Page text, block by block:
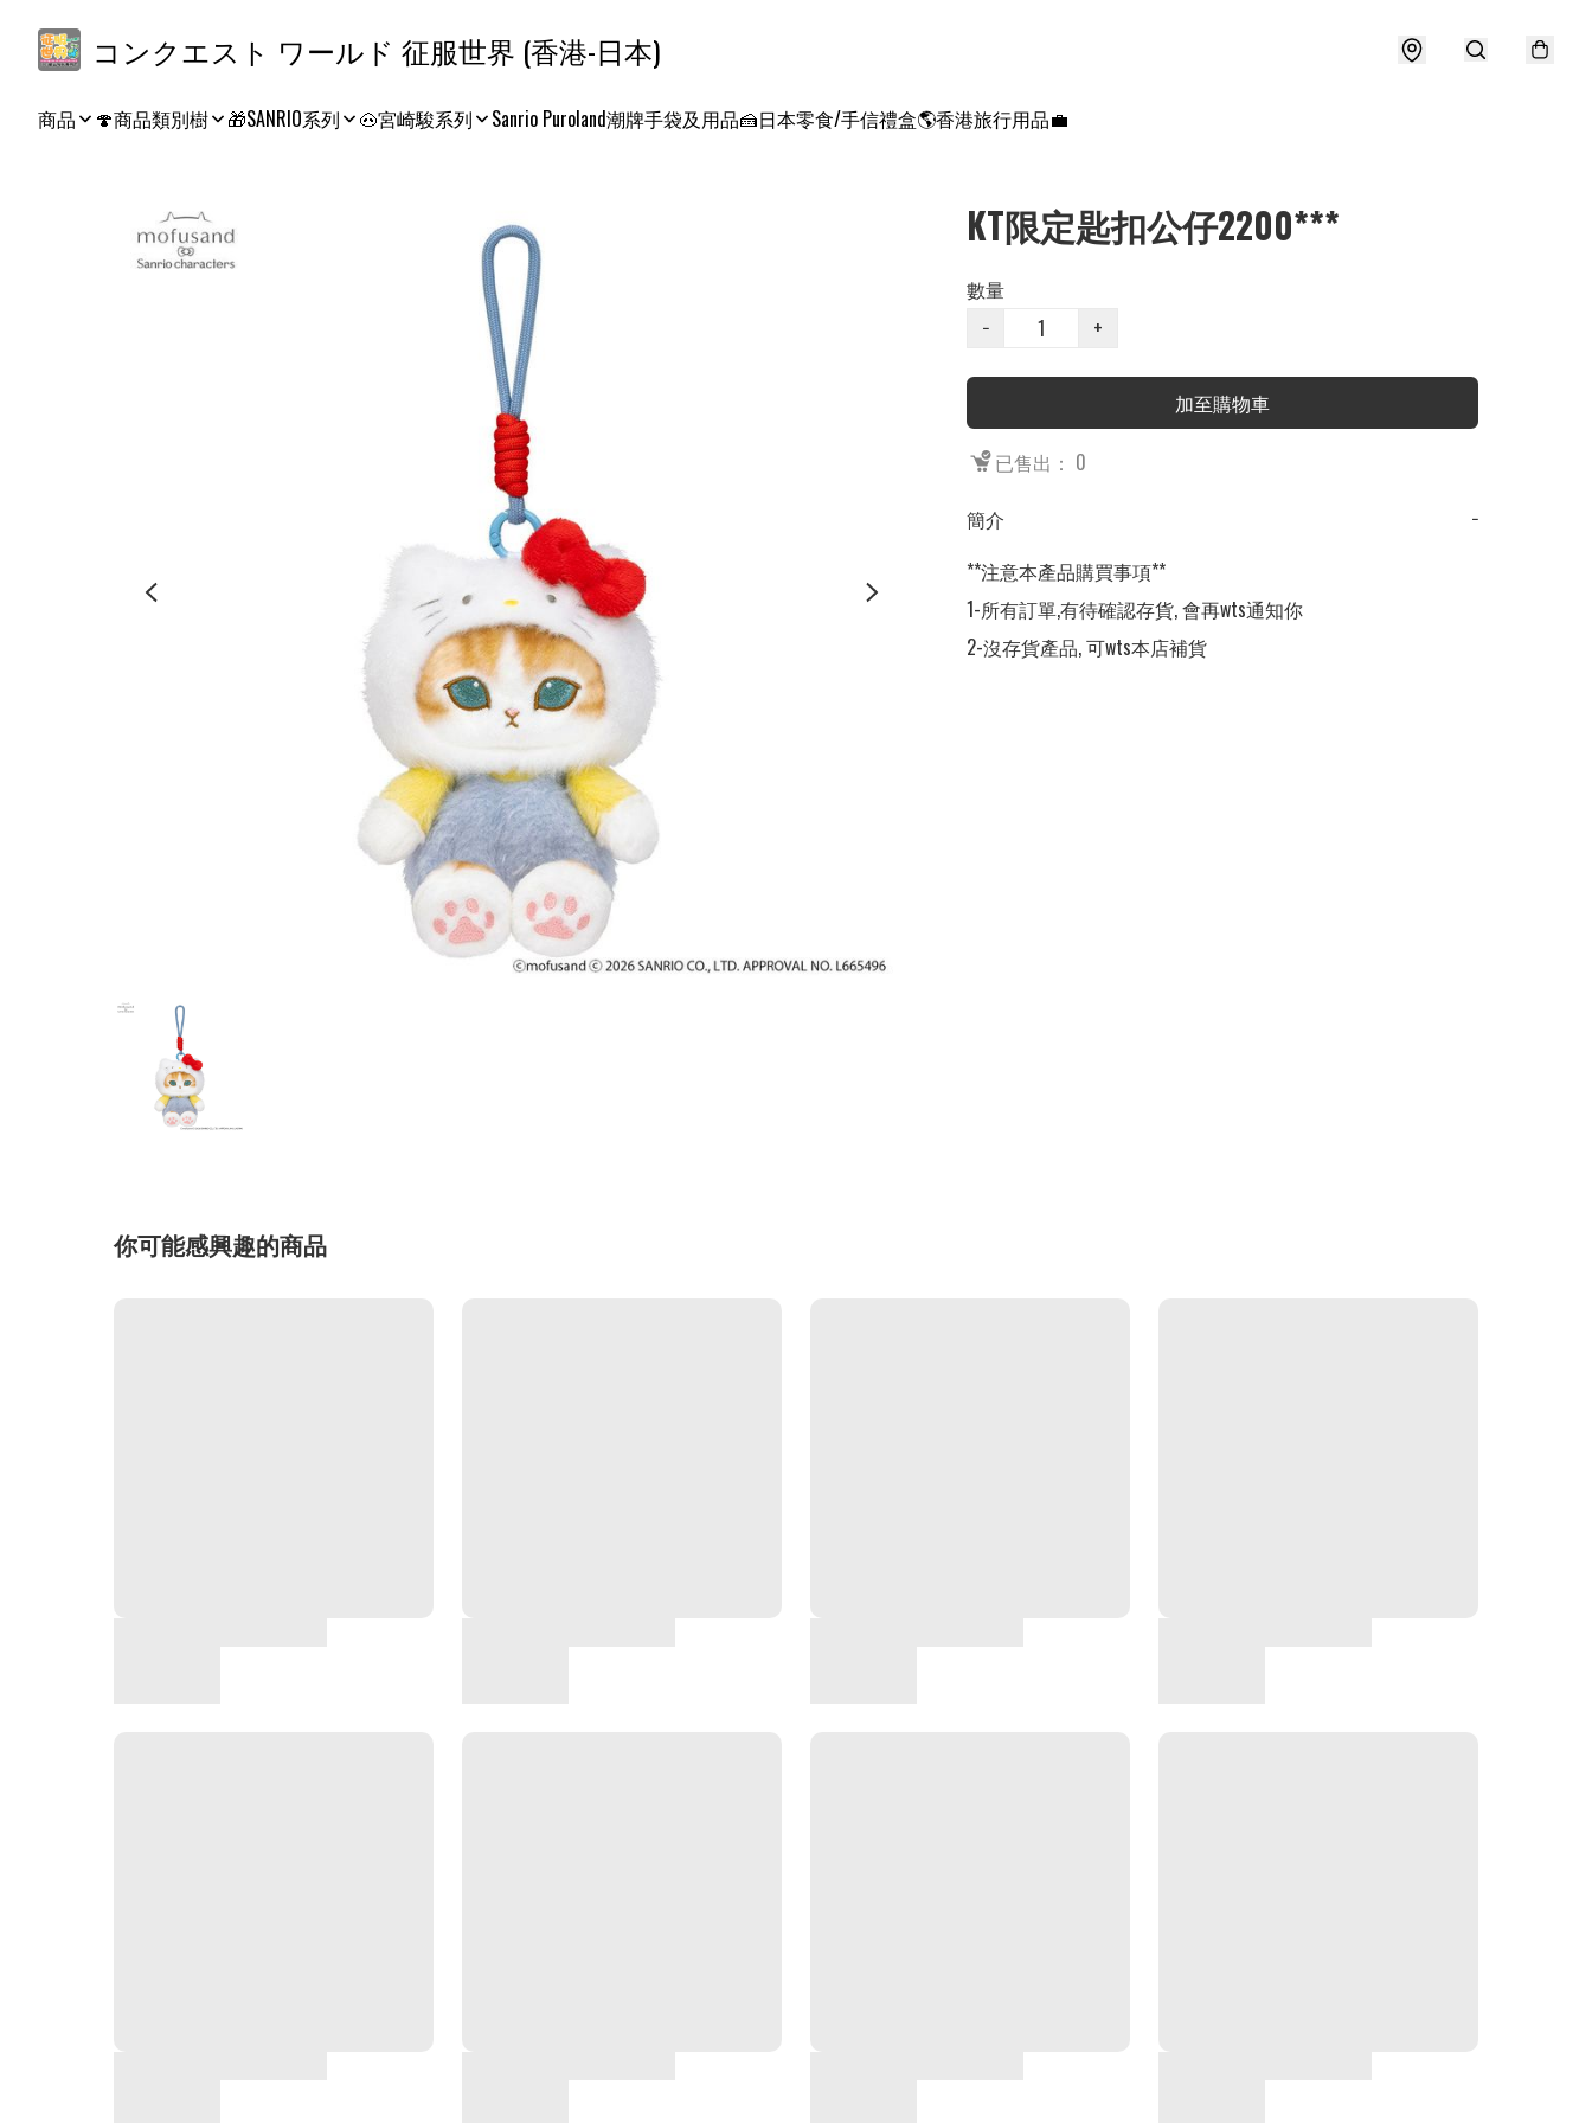
コンクエスト ワールド 征服世界 (香港-日本)
商品 🍄商品類別樹 🎁SANRIO系列 🐽宮崎駿系列 Sanrio Puroland潮牌手袋及用品🍰日本零食/手信禮盒🌎香港旅行用品💼
KT限定匙扣公仔2200***
數量
−
+
加至購物車
已售出： 0
簡介
−
**注意本產品購買事項**
1-所有訂單,有待確認存貨, 會再wts通知你
2-沒存貨產品, 可wts本店補貨
你可能感興趣的商品